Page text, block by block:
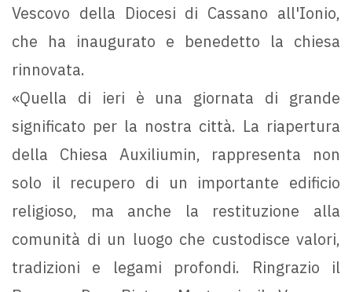
Vescovo della Diocesi di Cassano all'Ionio,
che ha inaugurato e benedetto la chiesa
rinnovata.
«Quella di ieri è una giornata di grande
significato per la nostra città. La riapertura
della Chiesa Auxiliumin, rappresenta non
solo il recupero di un importante edificio
religioso, ma anche la restituzione alla
comunità di un luogo che custodisce valori,
tradizioni e legami profondi. Ringrazio il